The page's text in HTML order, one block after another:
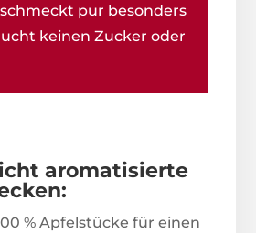
pur besonders
keinen Zucker oder
aromatisierte
% Apfelstücke für einen